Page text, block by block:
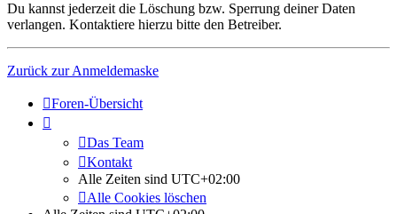
Du kannst jederzeit die Löschung bzw. Sperrung deiner Daten
verlangen. Kontaktiere hierzu bitte den Betreiber.
Zurück zur Anmeldemaske
Foren-Übersicht
Das Team
Kontakt
Alle Zeiten sind UTC+02:00
Alle Cookies löschen